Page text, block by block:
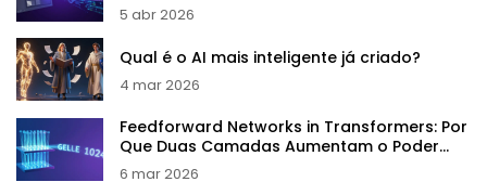
5 abr 2026
Qual é o AI mais inteligente já criado?
4 mar 2026
Feedforward Networks in Transformers: Por
Que Duas Camadas Aumentam o Poder
dos Modelos de Linguagem
6 mar 2026